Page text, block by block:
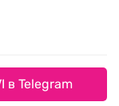
в Telegram